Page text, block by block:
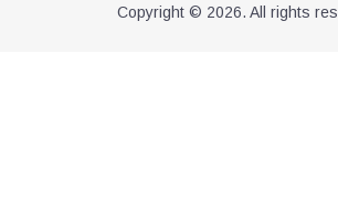
Copyright © 2026. All rights